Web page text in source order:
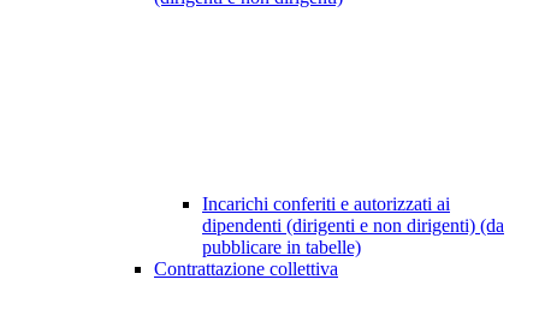
Incarichi conferiti e autorizzati ai
dipendenti (dirigenti e non dirigenti) (da
pubblicare in tabelle)
Contrattazione collettiva